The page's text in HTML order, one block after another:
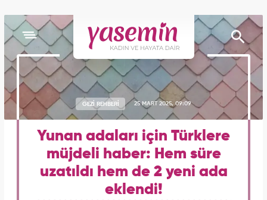
GEZİ REHBERİ 25 MART 2025, 09:09
Yunan adaları için Türklere
müjdeli haber: Hem süre
uzatıldı hem de 2 yeni ada
eklendi!